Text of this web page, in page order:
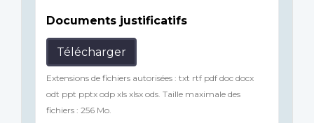
Documents justificatifs
Télécharger
Extensions de fichiers autorisées : txt rtf pdf doc docx
odt ppt pptx odp xls xlsx ods. Taille maximale des
fichiers : 256 Mo.